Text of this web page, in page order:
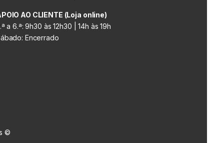
AO CLIENTE (Loja online)
a 6.ª: 9h30 às 12h30 | 14h às 19h
Encerrado
©